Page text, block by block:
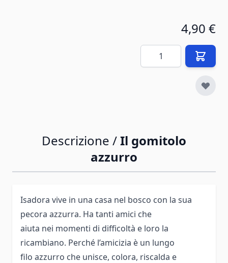
4,90 €
Quantità
Descrizione /Il gomitolo
azzurro
Isadora vive in una casa nel bosco con la sua
pecora azzurra. Ha tanti amici che
aiuta nei momenti di difficoltà e loro la
ricambiano. Perché l’amicizia è un lungo
filo azzurro che unisce, colora, riscalda e